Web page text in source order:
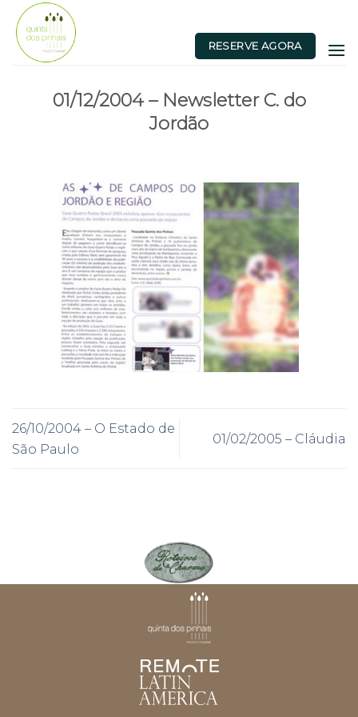
Skip
content
RESERVE AGORA
01/12/2004 – Newsletter C. do
Jordão
26/10/2004 – O Estado de
São Paulo
01/02/2005 – Cláudia